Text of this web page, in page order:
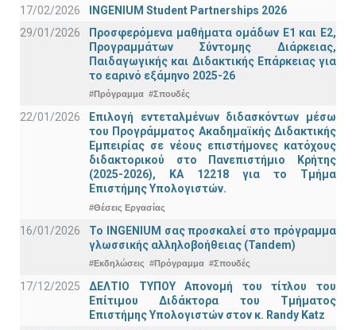
17/02/2026
INGENIUM Student Partnerships 2026
29/01/2026
Προσφερόμενα μαθήματα ομάδων Ε1 και Ε2,
Προγραμμάτων Σύντομης Διάρκειας,
Παιδαγωγικής και Διδακτικής Επάρκειας για
το εαρινό εξάμηνο 2025-26
#Πρόγραμμα #Σπουδές
22/01/2026
Επιλογή εντεταλμένων διδασκόντων μέσω
του Προγράμματος Ακαδημαϊκής Διδακτικής
Εμπειρίας σε νέους επιστήμονες κατόχους
διδακτορικού στο Πανεπιστήμιο Κρήτης
(2025-2026), ΚΑ 12218 για το Τμήμα
Επιστήμης Υπολογιστών.
#Θέσεις Εργασίας
16/01/2026
Το INGENIUM σας προσκαλεί στο πρόγραμμα
γλωσσικής αλληλοβοήθειας (Tandem)
#Εκδηλώσεις #Πρόγραμμα #Σπουδές
17/12/2025
ΔΕΛΤΙΟ ΤΥΠΟΥ Απονομή του τίτλου του
Επίτιμου Διδάκτορα του Τμήματος
Επιστήμης Υπολογιστών στον κ. Randy Katz